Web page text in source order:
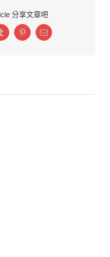
分享文章吧
TumblrPinterestEmail: